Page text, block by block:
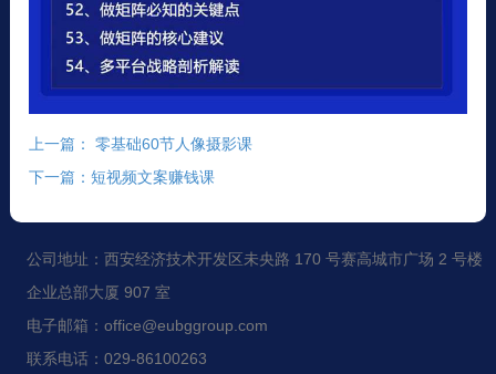
上一篇： 零基础60节人像摄影课
下一篇：短视频文案赚钱课
公司地址：西安经济技术开发区未央路 170 号赛高城市广场 2 号楼
企业总部大厦 907 室
电子邮箱：office@eubggroup.com
联系电话：029-86100263